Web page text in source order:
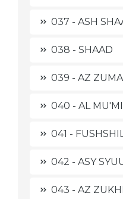
037 - ASH
038 - SHAAD
039 - AZ
040 - AL
041 -
042 - ASY
043 - AZ